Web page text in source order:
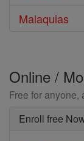
Malaquias
Online /
Free for anyone,
Enroll free